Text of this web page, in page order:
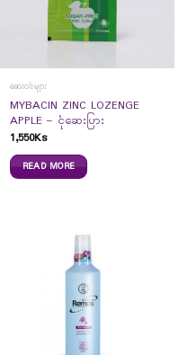
ဆေးဝါးများ
MYBACIN ZINC LOZENGE
APPLE – ငုံဆေးပြား
1,550Ks
READ MORE